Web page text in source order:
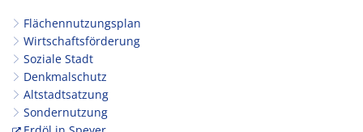
Flächennutzungsplan
Wirtschaftsförderung
Soziale Stadt
Denkmalschutz
Altstadtsatzung
Sondernutzung